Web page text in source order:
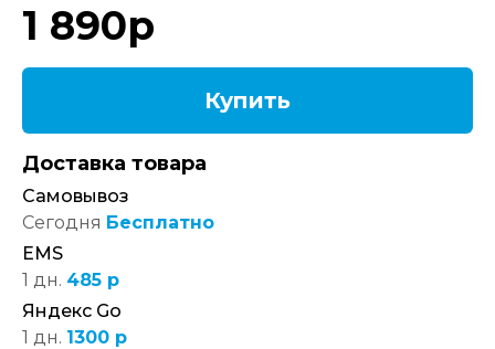
1 890р
Купить
Доставка товара
Самовывоз
Сегодня Бесплатно
EMS
1 дн. 485 р
Яндекс Go
1 дн. 1300 р